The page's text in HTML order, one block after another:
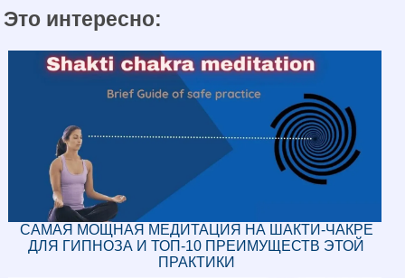
Это интересно:
САМАЯ МОЩНАЯ МЕДИТАЦИЯ НА ШАКТИ-ЧАКРЕ
ДЛЯ ГИПНОЗА И ТОП-10 ПРЕИМУЩЕСТВ ЭТОЙ
ПРАКТИКИ